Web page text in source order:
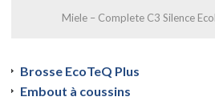
Miele – Complete C3 Silence
Brosse EcoTeQ Plus
Embout à coussins